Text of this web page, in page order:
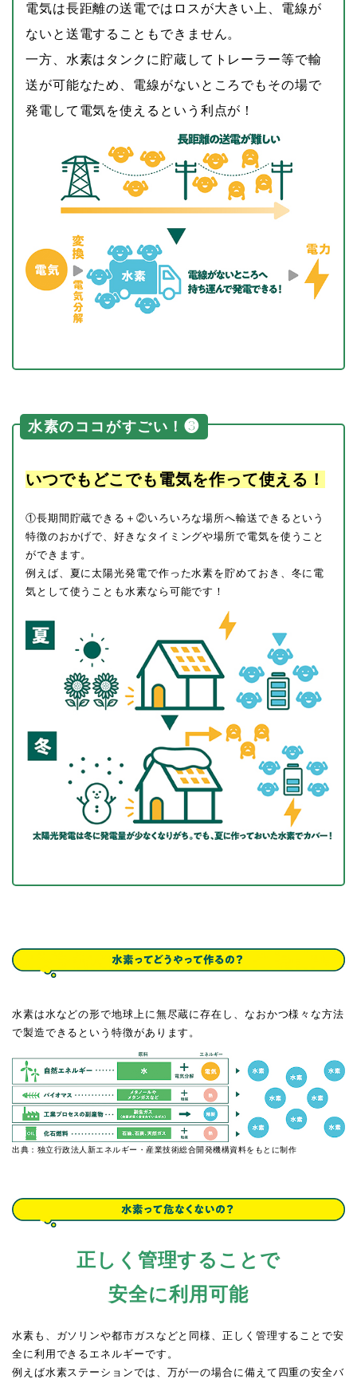
電気は長距離の送電ではロスが大きい上、電線が
ないと送電することもできません。
一方、水素はタンクに貯蔵してトレーラー等で輸
送が可能なため、電線がないところでもその場で
発電して電気を使えるという利点が！
水素のココがすごい！❸
いつでもどこでも電気を作って使える！
①長期間貯蔵できる＋②いろいろな場所へ輸送できるという
特徴のおかげで、好きなタイミングや場所で電気を使うこと
ができます。
例えば、夏に太陽光発電で作った水素を貯めておき、冬に電
気として使うことも水素なら可能です！
水素は水などの形で地球上に無尽蔵に存在し、なおかつ様々な方法
で製造できるという特徴があります。
出典：独立行政法人新エネルギー・産業技術総合開発機構資料をもとに制作
正しく管理することで
安全に利用可能
水素も、ガソリンや都市ガスなどと同様、正しく管理することで安
全に利用できるエネルギーです。
例えば水素ステーションでは、万が一の場合に備えて四重の安全バ